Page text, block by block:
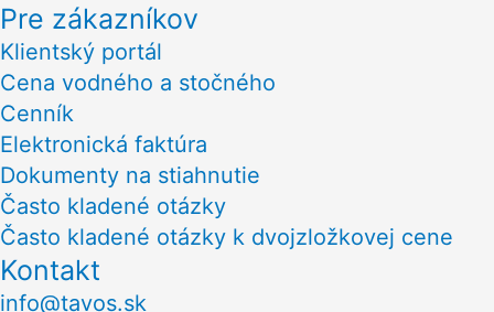
Pre zákazníkov
Klientský portál
Cena vodného a stočného
Cenník
Elektronická faktúra
Dokumenty na stiahnutie
Často kladené otázky
Často kladené otázky k dvojzložkovej cene
Kontakt
info@tavos.sk